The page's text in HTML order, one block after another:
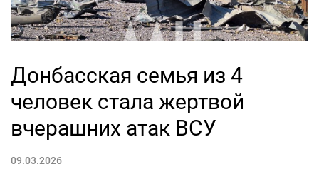
Донбасская семья из 4
человек стала жертвой
вчерашних атак ВСУ
09.03.2026